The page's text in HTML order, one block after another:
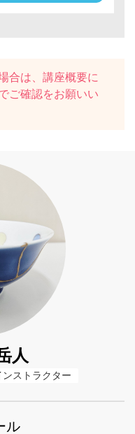
合は、講座概要に
ご確認をお願いい
人
ストラクター
ル